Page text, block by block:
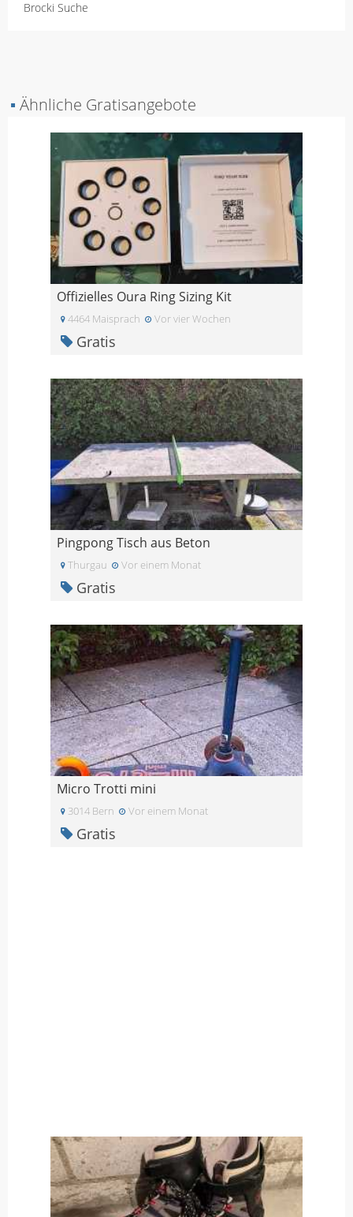
Brocki Suche
▪ Ähnliche Gratisangebote
Offizielles Oura Ring Sizing Kit
4464 Maisprach Vor vier Wochen
Gratis
Pingpong Tisch aus Beton
Thurgau Vor einem Monat
Gratis
Micro Trotti mini
3014 Bern Vor einem Monat
Gratis